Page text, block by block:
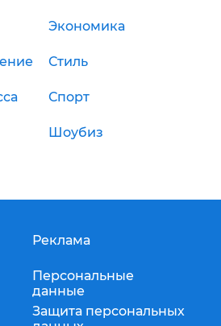
Экономика
Стиль
Спорт
Шоубиз
Реклама
Персональные
данные
Защита персональных